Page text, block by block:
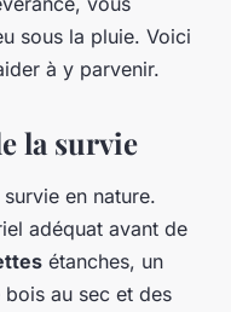
sous la pluie. Voici
à y parvenir.
la survie
en nature.
adéquat avant de
étanches, un
au sec et des